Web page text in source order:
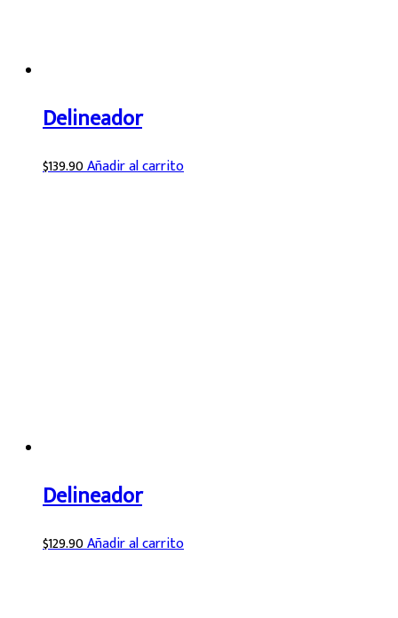
Delineador
$139.90Añadir al carrito
Delineador
$129.90Añadir al carrito